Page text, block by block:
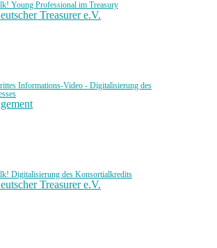
Young Professional im Treasury
Treasurer e.V.
Informations-Video - Digitalisierung des
Digitalisierung des Konsortialkredits
Treasurer e.V.